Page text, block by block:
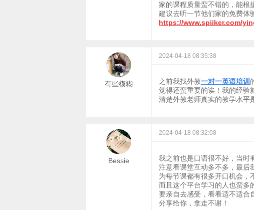
家的课程质量蛮不错的，能根
建议去听一节他们家的免费体
https://www.spiiker.com/
有些模糊
2024-04-18 08:35:38
之前我找外教一对一英语培训
觉得还蛮重要的诶！我的经验
清楚外教老师真实的教学水平
Bessie
2024-04-18 08:32:08
我之前也是口语很不好，当时
注意看课堂互动多不多，最后
为每节课都有很多开口机会，
而且这个平台学习的人也蛮多
要亲自去感受，看看适不适合
分享给你，拿走不谢！